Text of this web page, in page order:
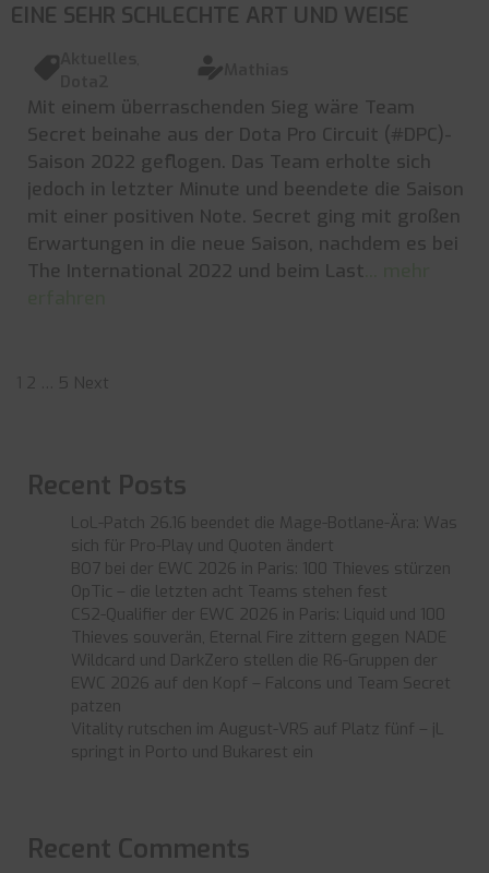
EINE SEHR SCHLECHTE ART UND WEISE
Mit einem überraschenden Sieg wäre Team
Secret beinahe aus der Dota Pro Circuit (#DPC)-
Saison 2022 geflogen. Das Team erholte sich
jedoch in letzter Minute und beendete die Saison
mit einer positiven Note. Secret ging mit großen
Erwartungen in die neue Saison, nachdem es bei
The International 2022 und beim Last
Posts
2 5 Next
Recent Posts
LoL-Patch 26.16 beendet die Mage-Botlane-Ära: Was
sich für Pro-Play und Quoten ändert
BO7 bei der EWC 2026 in Paris: 100 Thieves stürzen
OpTic – die letzten acht Teams stehen fest
CS2-Qualifier der EWC 2026 in Paris: Liquid und 100
Thieves souverän, Eternal Fire zittern gegen NADE
Wildcard und DarkZero stellen die R6-Gruppen der
EWC 2026 auf den Kopf – Falcons und Team Secret
patzen
Vitality rutschen im August-VRS auf Platz fünf – jL
springt in Porto und Bukarest ein
Recent Comments